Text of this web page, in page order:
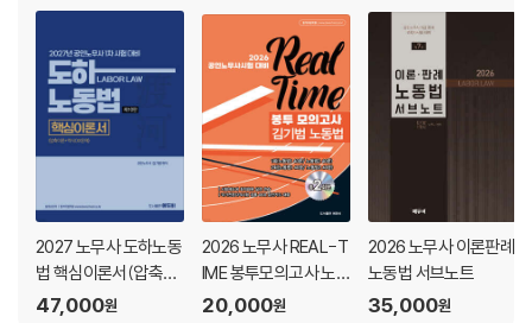
제4장. 기간제 및 단시간근로자 보호 등에 관한 법률
제5장. 파견근로자 보호 등에 관한 법률
제6장. 임금채권보장법
제7장. 근로자퇴직급여 보장법
제8장. 직업안정법
제9장. 근로복지기본법
제10장. 외국인근로자의 고용 등에 관한 법률
PART 05 집단법 부속법령
제1장. 공무원의 노동조합 설립 및 운영 등에 관한 법률
제2장. 교원의 노동조합 설립 및 운영 등에 관한 법률
2027 노무사 도하노동
법 핵심이론서(압축이
론+약식OX문제)
47,000원
2026 노무사 REAL-T
IME 봉투모의고사 노
동법 김기범
20,000원
2026 노무사 이론판례
노동법 서브노트
35,000원